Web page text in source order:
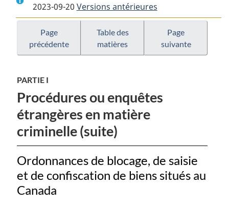
Loi
sur
l’entraide
juridique
en
:
Loi
sur
l’entraide
juridique
criminelle
:
Loi
l’entraide
juridique
criminelle
2023-09-20 Versions antérieures
Page
précédente
Table des
matières
Page
suivante
PARTIE I
Procédures ou enquêtes
étrangères en matière
criminelle (suite)
Ordonnances de blocage, de saisie
et de confiscation de biens situés au
Canada